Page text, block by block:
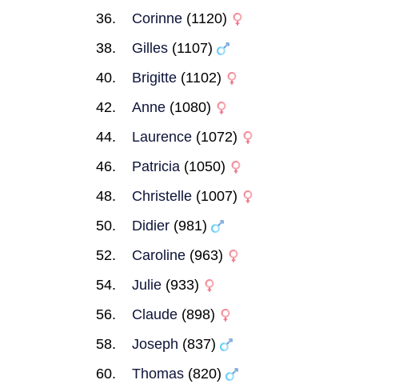
Corinne(1120)
Gilles(1107)
Brigitte(1102)
Anne(1080)
Laurence(1072)
Patricia(1050)
Christelle(1007)
Didier(981)
Caroline(963)
Julie(933)
Claude(898)
Joseph (837)
Thomas(820)